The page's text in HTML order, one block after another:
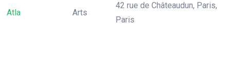
Atla Arts
42 rue de Châteaudun, Paris,
Paris